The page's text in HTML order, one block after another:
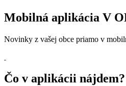
Mobilná aplikácia V
Novinky z vašej obce priamo v
Čo v aplikácii nájdem?